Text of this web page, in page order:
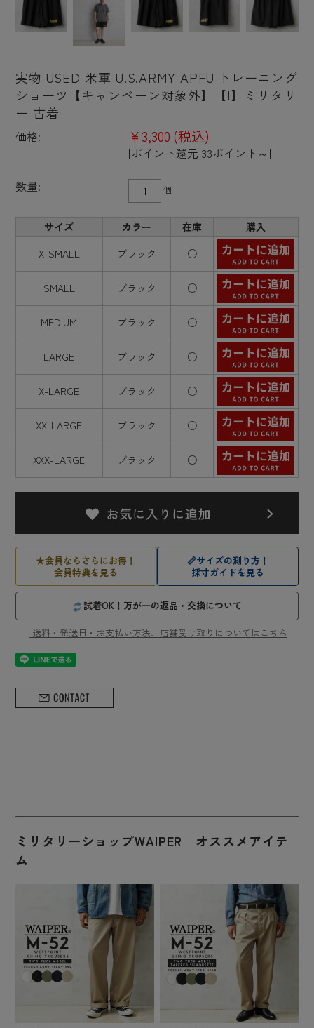
実物 USED 米軍 U.S.ARMY APFU トレーニング
ショーツ【キャンペーン対象外】【I】ミリタリ
ー 古着
価格: ¥3,300 (税込)
[ポイント還元 33ポイント～]
数量:
個
サイズ カラー 在庫
購入
X-SMALL
ブラック ○
SMALL ブラック ○
MEDIUM ブラック ○
LARGE ブラック ○
X-LARGE ブラック ○
XX-LARGE ブラック ○
XXX-LARGE ブラック ○
★会員ならさらにお得！
会員特典を見る
📏サイズの測り方！
採寸ガイドを見る
試着OK！万が一の返品・交換について
送料・発送日・お支払い方法、店舗受け取りについてはこちら
ミリタリーショップWAIPER オススメアイテ
ム